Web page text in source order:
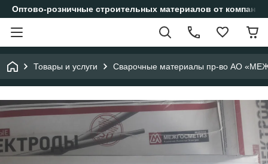
Оптово-розничные строительных материалов от
Товары и услуги Сварочные материалы пр-во АО